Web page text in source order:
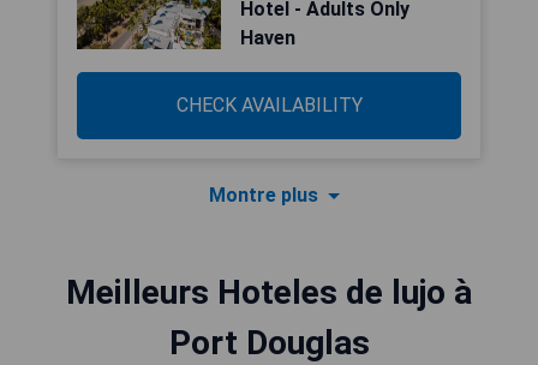
Hotel - Adults Only
Haven
CHECK AVAILABILITY
Montre plus
Meilleurs Hoteles de lujo à
Port Douglas